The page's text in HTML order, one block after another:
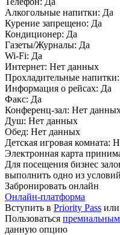
Алкогольные напитки: Да
Курение запрещено: Да
Кондиционер: Да
Газеты/Журналы: Да
Wi-Fi: Да
Интернет: Нет данных
Прохладительные напитки:
Информация о рейсах: Да
Факс: Да
Конференц-зал: Нет
Душ: Нет данных
Обед: Нет данных
Детская игровая комната:
Электронная карта
Для посещения бизнес
выполнить одно из
Забронировать онлайн
Онлайн-платформа
Вступить в Priority Pass
Пользоваться
данную опцию